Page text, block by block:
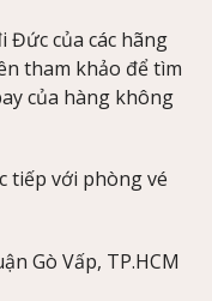
Đức của các hãng
tham khảo để tìm
của hàng không
tiếp với phòng vé
Gò Vấp, TP.HCM